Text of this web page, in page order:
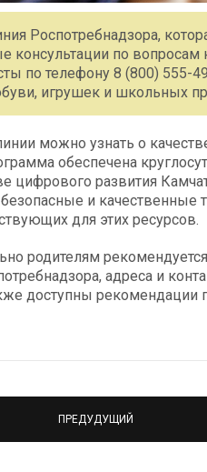
Роспотребнадзора,
консультации по вопросам
по телефону 8 (800) 555-
игрушек и школьных
можно узнать о
обеспечена
цифрового развития
и
для этих ресурсов.
родителям
адреса и
доступны
ПРЕДУДУЩИЙ